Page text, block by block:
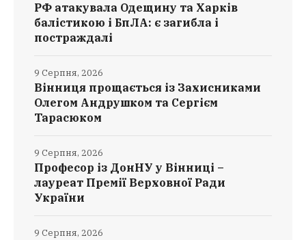
РФ атакувала Одещину та Харків
балістикою і БпЛА: є загибла і
постраждалі
Вінниця прощається із Захисниками
Олегом Андрушком та Сергієм
Тарасюком
9 Серпня, 2026
Професор із ДонНУ у Вінниці –
лауреат Премії Верховної Ради
України
9 Серпня, 2026
9 Серпня, 2026